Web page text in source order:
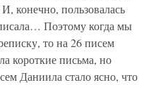
конечно, пользовалась
Поэтому когда мы
то на 26 писем
короткие письма, но
Даниила стало ясно, что